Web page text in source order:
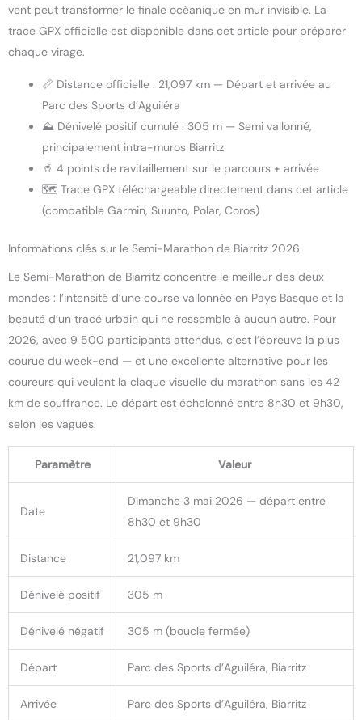
vent peut transformer le finale océanique en mur invisible. La
trace GPX officielle est disponible dans cet article pour préparer
chaque virage.
📏 Distance officielle : 21,097 km — Départ et arrivée au
Parc des Sports d’Aguiléra
⛰️ Dénivelé positif cumulé : 305 m — Semi vallonné,
principalement intra-muros Biarritz
🥤 4 points de ravitaillement sur le parcours + arrivée
🗺️ Trace GPX téléchargeable directement dans cet article
(compatible Garmin, Suunto, Polar, Coros)
Informations clés sur le Semi-Marathon de Biarritz 2026
Le Semi-Marathon de Biarritz concentre le meilleur des deux
mondes : l’intensité d’une course vallonnée en Pays Basque et la
beauté d’un tracé urbain qui ne ressemble à aucun autre. Pour
2026, avec 9 500 participants attendus, c’est l’épreuve la plus
courue du week-end — et une excellente alternative pour les
coureurs qui veulent la claque visuelle du marathon sans les 42
km de souffrance. Le départ est échelonné entre 8h30 et 9h30,
selon les vagues.
Paramètre Valeur
Date
Dimanche 3 mai 2026 — départ entre
8h30 et 9h30
Distance 21,097 km
Dénivelé positif 305 m
Dénivelé négatif 305 m (boucle fermée)
Départ Parc des Sports d’Aguiléra, Biarritz
Arrivée Parc des Sports d’Aguiléra, Biarritz